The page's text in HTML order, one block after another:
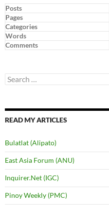
Posts
Pages
Categories
Words
Comments
Search
for:
READ MY ARTICLES
Bulatlat (Alipato)
East Asia Forum (ANU)
Inquirer.Net (IGC)
Pinoy Weekly (PMC)